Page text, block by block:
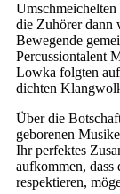
die Zuhörer dann
Bewegende
Percussiontalent
Lowka folgten
dichten
Über die
geborenen
Ihr perfektes
aufkommen, dass
respektieren,